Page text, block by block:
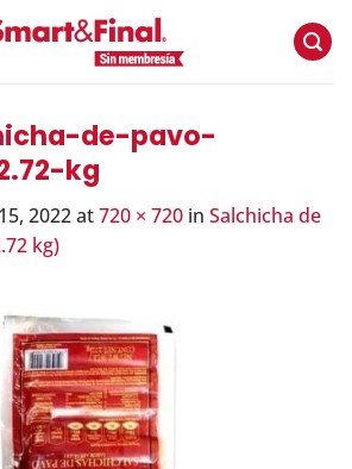
de-pavo-
kg
2022at720 × 720 in Salchicha de
kg)